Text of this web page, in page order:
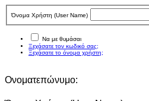
Όνομα Χρήστη (User Νame)
Να με θυμάσαι
Ξεχάσατε τον κωδικό σας;
Ξεχάσατε το όνομα χρήστη;
Ονοματεπώνυμο: